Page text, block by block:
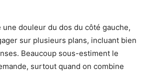
douleur du dos du côté gauche,
sur plusieurs plans, incluant bien
Beaucoup sous-estiment le
surtout quand on combine